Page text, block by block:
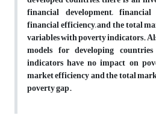
financial development, financial
financial efficiency, and the total
variables with poverty indicators.
models for developing
indicators have no impact on
market efficiency and the total
poverty gap.